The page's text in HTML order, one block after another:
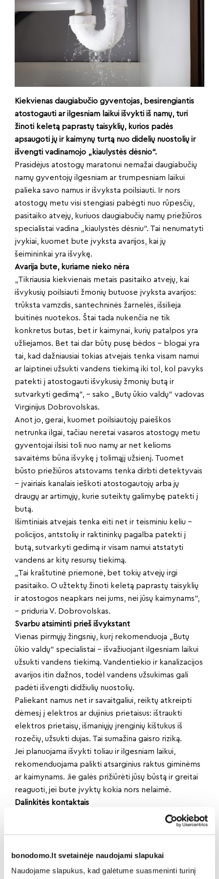
bonodomo.lt svetainėje naudojami slapukai
Naudojame slapukus, kad galėtume suasmeninti turinį
Kiekvienas daugiabučio gyventojas, besirengiantis
atostogauti ar ilgesniam laikui išvykti iš namų, turi
žinoti keletą paprastų taisyklių, kurios padės
apsaugoti jų ir kaimynų turtą nuo didelių nuostolių ir
išvengti vadinamojo „kiaulystės dėsnio“.
Prasidėjus atostogų maratonui nemažai daugiabučių
namų gyventojų ilgesniam ar trumpesniam laikui
palieka savo namus ir išvyksta poilsiauti. Ir nors
atostogų metu visi stengiasi pabėgti nuo rūpesčių,
pasitaiko atvejų, kuriuos daugiabučių namų priežiūros
specialistai vadina „kiaulystės dėsniu“. Tai nenumatyti
įvykiai, kuomet bute įvyksta avarijos, kai jų
šeimininkai yra išvykę.
Avarija bute, kuriame nieko nėra
„Tikriausia kiekvienais metais pasitaiko atvejų, kai
išvykusių poilsiauti žmonių butuose įvyksta avarijos:
trūksta vamzdis, santechninės žarnelės, išsilieja
buitinės nuotekos. Štai tada nukenčia ne tik
konkretus butas, bet ir kaimynai, kurių patalpos yra
užliejamos. Bet tai dar būtų pusę bėdos – blogai yra
tai, kad dažniausiai tokias atvejais tenka visam namui
ar laiptinei užsukti vandens tiekimą iki tol, kol pavyks
patekti į atostogauti išvykusių žmonių butą ir
sutvarkyti gedimą“, – sako „Butų ūkio valdų“ vadovas
Virginijus Dobrovolskas.
Anot jo, gerai, kuomet poilsiautojų paieškos
netrunka ilgai, tačiau neretai vasaros atostogų metu
gyventojai ilsisi toli nuo namų ar net kelioms
savaitėms būna išvykę į tolimąjį užsienį. Tuomet
būsto priežiūros atstovams tenka dirbti detektyvais
– įvairiais kanalais ieškoti atostogautojų arba jų
draugų ar artimųjų, kurie suteiktų galimybę patekti į
butą.
Išimtiniais atvejais tenka eiti net ir teisminiu keliu –
policijos, antstolių ir raktininkų pagalba patekti į
butą, sutvarkyti gedimą ir visam namui atstatyti
vandens ar kitų resursų tiekimą.
„Tai kraštutinė priemonė, bet tokių atvejų irgi
pasitaiko. O užtektų žinoti keletą paprastų taisyklių
ir atostogos neapkars nei jums, nei jūsų kaimynams“,
– priduria V. Dobrovolskas.
Svarbu atsiminti prieš išvykstant
Vienas pirmųjų žingsnių, kurį rekomenduoja „Butų
ūkio valdų“ specialistai – išvažiuojant ilgesniam laikui
užsukti vandens tiekimą. Vandentiekio ir kanalizacijos
avarijos itin dažnos, todėl vandens užsukimas gali
padėti išvengti didžiulių nuostolių.
Paliekant namus net ir savaitgaliui, reiktų atkreipti
dėmesį į elektros ar dujinius prietaisus: ištraukti
elektros prietaisų, išmaniųjų įrenginių kištukus iš
rozečių, užsukti dujas. Tai sumažina gaisro riziką.
Jei planuojama išvykti toliau ir ilgesniam laikui,
rekomenduojama palikti atsarginius raktus giminėms
ar kaimynams. Jie galės prižiūrėti jūsų būstą ir greitai
reaguoti, jei bute įvyktų kokia nors nelaimė.
Dalinkitės kontaktais
Dar viena svarbi taisyklė – pasidalinti savo naujausiais
kontaktais su namo administratoriumi. Deja, bet ne
nepateikia nei telefono numerio, nei elektroninio
pašto yra maždaug trečdalis, nors „Butų ūkio valdų“